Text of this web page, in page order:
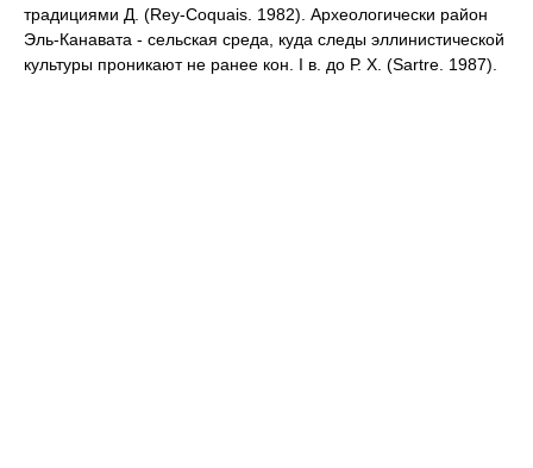
традициями Д. (Rey-Coquais. 1982). Археологически район
Эль-Канавата - сельская среда, куда следы эллинистической
культуры проникают не ранее кон. I в. до Р. Х. (Sartre. 1987).